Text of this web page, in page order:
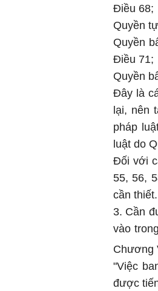
Điều 68;
Quyền
Quyền
Điều 71;
Quyền
Đây là
lại, nên
pháp
luật do
Đối với
55, 56,
cần thiết.
3. Cần
vào
Chương
"Việc
được